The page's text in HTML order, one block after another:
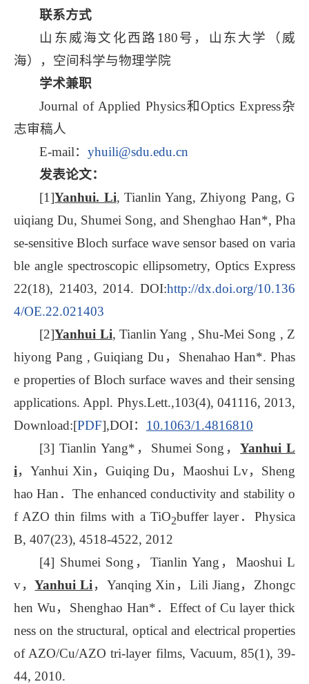
联系方式
山东威海文化西路180号，山东大学（威
海），空间科学与物理学院
学术兼职
Journal of Applied Physics和Optics Express杂
志审稿人
E-mail：yhuili@sdu.edu.cn
发表论文：
[1]Yanhui. Li, Tianlin Yang, Zhiyong Pang, G
uiqiang Du, Shumei Song, and Shenghao Han*, Pha
se-sensitive Bloch surface wave sensor based on varia
ble angle spectroscopic ellipsometry, Optics Express
22(18), 21403, 2014. DOI:http://dx.doi.org/10.136
4/OE.22.021403
[2]Yanhui Li, Tianlin Yang , Shu-Mei Song , Z
hiyong Pang , Guiqiang Du，Shenahao Han*. Phas
e properties of Bloch surface waves and their sensing
applications. Appl. Phys.Lett.,103(4), 041116, 2013,
Download:[PDF],DOI： 10.1063/1.4816810
[3] Tianlin Yang*，Shumei Song，Yanhui L
i，Yanhui Xin，Guiqing Du，Maoshui Lv，Sheng
hao Han．The enhanced conductivity and stability o
f AZO thin films with a TiO2buffer layer．Physica
B, 407(23), 4518-4522, 2012
[4] Shumei Song，Tianlin Yang，Maoshui L
v，Yanhui Li ，Yanqing Xin，Lili Jiang，Zhongc
hen Wu，Shenghao Han*．Effect of Cu layer thick
ness on the structural, optical and electrical properties
of AZO/Cu/AZO tri-layer films, Vacuum, 85(1), 39-
44, 2010.